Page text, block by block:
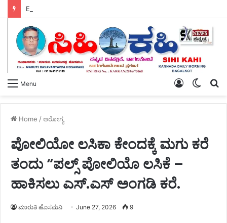
E-Paper 06.08.2026
Menu
Switch
Log
Home /ಆರೋಗ್ಯ
ಪೋಲಿಯೋ ಲಸಿಕಾ ಕೇಂದಕ್ಕೆ ಮಗು ಕರೆ
ತಂದು “ಪಲ್ಸ್ ಪೋಲಿಯೊ ಲಸಿಕೆ –
ಹಾಕಿಸಲು ಎಸ್.ಎಸ್ ಅಂಗಡಿ ಕರೆ.
ಮಾರುತಿ ಹೊಸಮನಿ June 27, 2026 9